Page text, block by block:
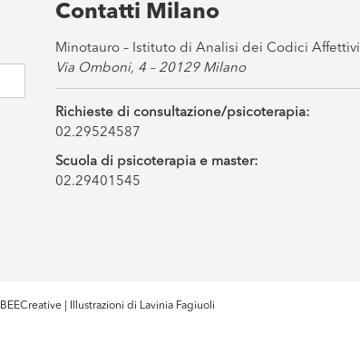
Contatti Milano
Minotauro – Istituto di Analisi dei Codici Affettivi
Via Omboni, 4 – 20129 Milano
Richieste di consultazione/psicoterapia:
02.29524587
Scuola di psicoterapia e master:
02.29401545
BEECreative | Illustrazioni di Lavinia Fagiuoli